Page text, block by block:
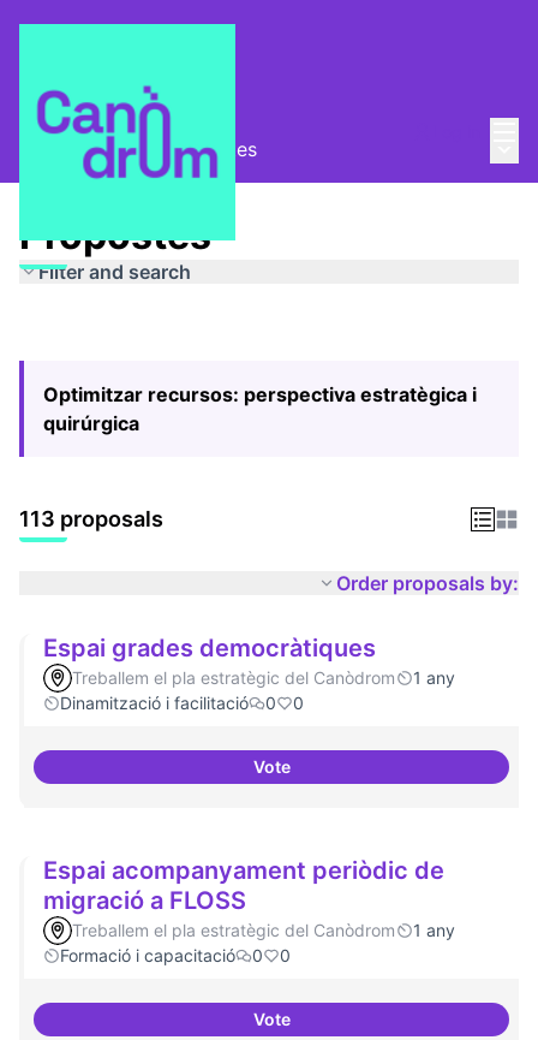
Pla Estratègic Propostes
Propostes
Filter and search
Optimitzar recursos: perspectiva estratègica i
quirúrgica
113 proposals
Order proposals by:
Espai grades democràtiques
Treballem el pla estratègic del Canòdrom
1 any
Dinamització i facilitació
0 0
VoteEspai grades democràtiques
Espai acompanyament periòdic de
migració a FLOSS
Treballem el pla estratègic del Canòdrom
1 any
Formació i capacitació
0 0
VoteEspai acompanyament periòdic